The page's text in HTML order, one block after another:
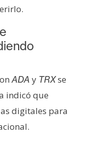
ADA y TRXse
indicó que
digitales para